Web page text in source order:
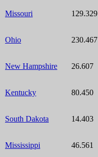
Missouri 129.329
Ohio 230.467
New Hampshire 26.607
Kentucky 80.450
South Dakota 14.403
Mississippi 46.561